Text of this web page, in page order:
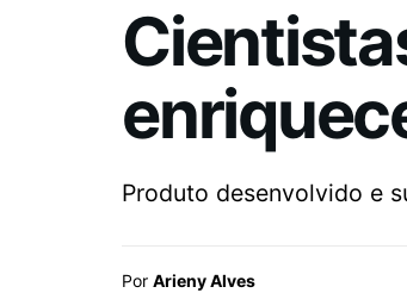
Produto desenvolvido e
Por Arieny Alves